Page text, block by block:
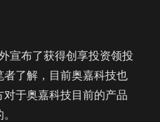
宣布了获得创享投资领投
了解，目前奥嘉科技也
于奥嘉科技目前的产品